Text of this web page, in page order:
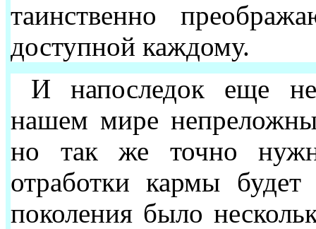
таинственно
доступной каждому.
И напоследок еще
нашем мире
но так же точно
отработки кармы
поколения было